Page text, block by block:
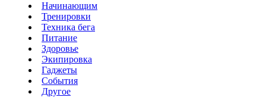
Начинающим
Тренировки
Техника бега
Питание
Здоровье
Экипировка
Гаджеты
События
Другое